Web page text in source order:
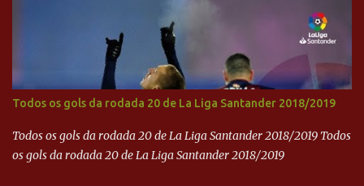
Todos os gols da rodada 20 de La Liga Santander 2018/2019
Todos os gols da rodada 20 de La Liga Santander 2018/2019 Todos
os gols da rodada 20 de La Liga Santander 2018/2019